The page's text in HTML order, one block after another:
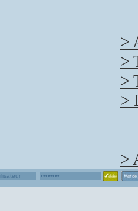
>
>
>
>
>